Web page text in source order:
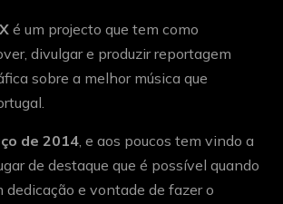
é um projecto que tem como
divulgar e produzir reportagem
sobre a melhor música que
de 2014, e aos poucos tem vindo a
de destaque que é possível quando
dedicação e vontade de fazer o